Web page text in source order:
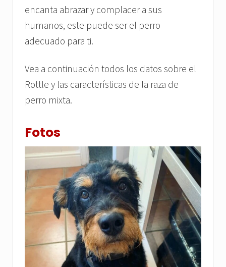
encanta abrazar y complacer a sus
humanos, este puede ser el perro
adecuado para ti.
Vea a continuación todos los datos sobre el
Rottle y las características de la raza de
perro mixta.
Fotos